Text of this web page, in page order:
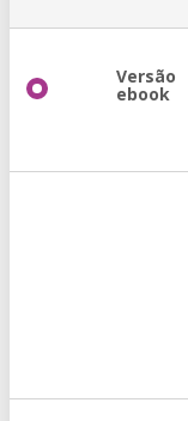
Versão
ebook